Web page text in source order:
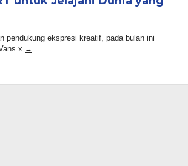
pendukung ekspresi kreatif, pada bulan ini
x